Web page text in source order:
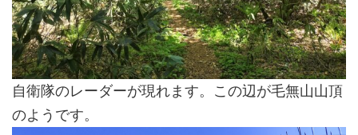
自衛隊のレーダーが現れます。この辺が毛無山山頂
のようです。